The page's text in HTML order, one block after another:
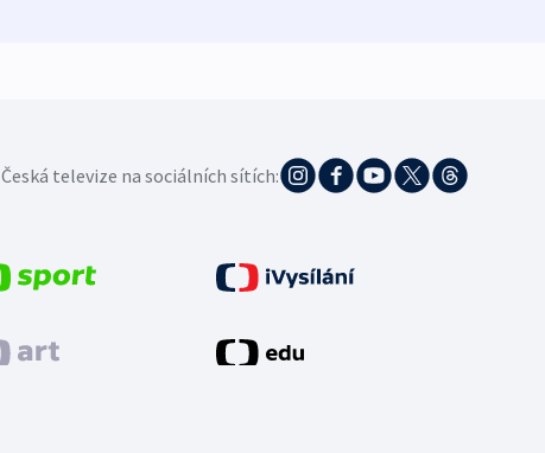
Česká televize na sociálních sítích: